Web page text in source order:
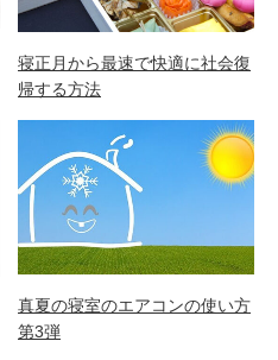
寝正月から最速で快適に社会復
帰する方法
真夏の寝室のエアコンの使い方
第3弾